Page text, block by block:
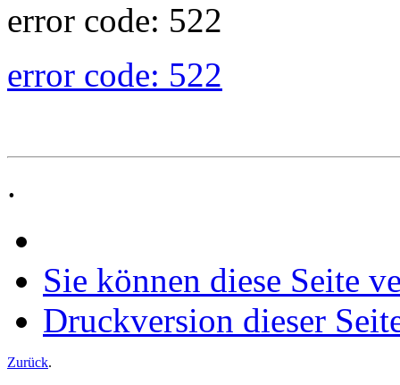
error code: 522
error code: 522
.
Sie können diese Seite
Druckversion dieser
Zurück.